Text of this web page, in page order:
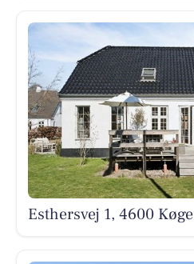
Esthersvej 1, 4600 Køge